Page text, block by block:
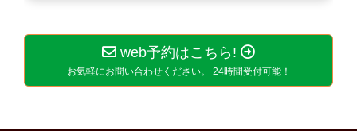
web予約はこちら!
お気軽にお問い合わせください。 24時間受付可能！